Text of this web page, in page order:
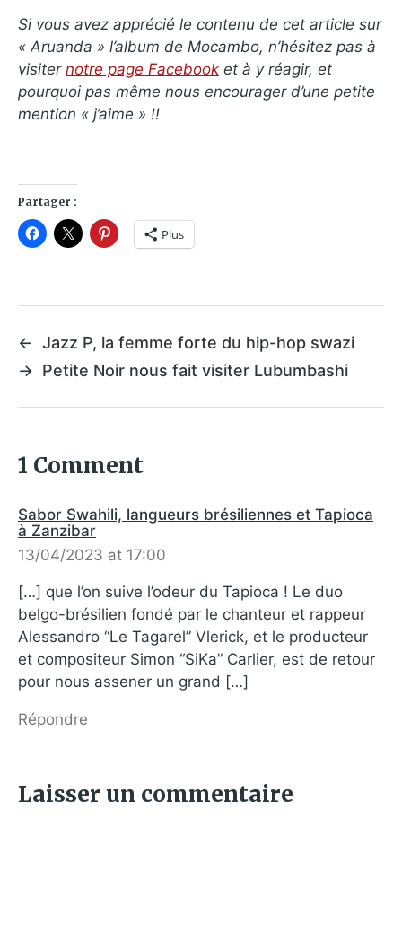
Si vous avez apprécié le contenu de cet article sur
« Aruanda » l’album de Mocambo, n’hésitez pas à
visiter notre page Facebook et à y réagir, et
pourquoi pas même nous encourager d’une petite
mention « j’aime » !!
Partager :
Plus
← Jazz P, la femme forte du hip-hop swazi
→ Petite Noir nous fait visiter Lubumbashi
1 Comment
Sabor Swahili, langueurs brésiliennes et Tapioca
à Zanzibar
13/04/2023 at 17:00
[…] que l’on suive l’odeur du Tapioca ! Le duo
belgo-brésilien fondé par le chanteur et rappeur
Alessandro “Le Tagarel” Vlerick, et le producteur
et compositeur Simon “SiKa” Carlier, est de retour
pour nous assener un grand […]
Répondre
Laisser un commentaire